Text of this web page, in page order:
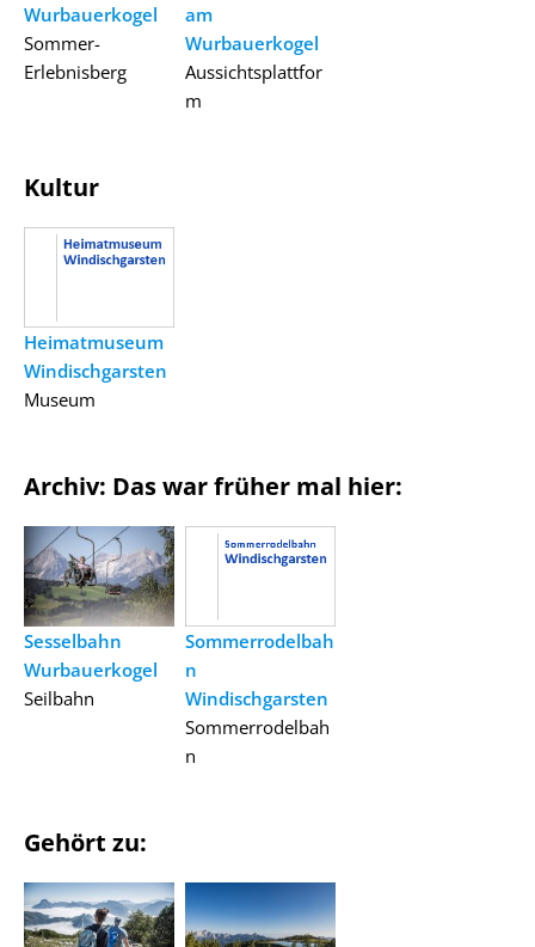
Wurbauerkogel
Sommer-
Erlebnisberg
am
Wurbauerkogel
Aussichtsplattfor
m
Kultur
Heimatmuseum
Windischgarsten
Museum
Archiv: Das war früher mal hier:
Sesselbahn
Wurbauerkogel
Seilbahn
Sommerrodelbah
n
Windischgarsten
Sommerrodelbah
n
Gehört zu: